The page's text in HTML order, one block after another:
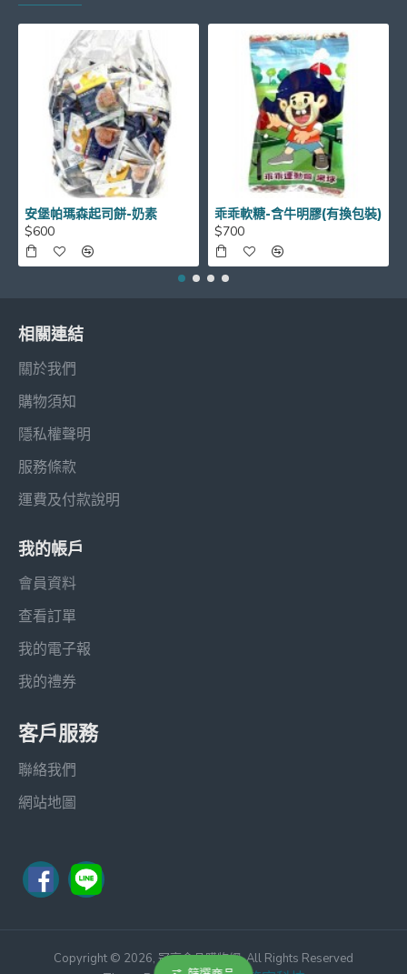
安堡帕瑪森起司餅-奶素
$600
乖乖軟糖-含牛明膠(有換包裝)
$700
相關連結
關於我們
購物須知
隱私權聲明
服務條款
運費及付款說明
我的帳戶
會員資料
查看訂單
我的電子報
我的禮券
客戶服務
聯絡我們
網站地圖
Copyright © 2026, 冠亨食品購物網, All Rights Reserved